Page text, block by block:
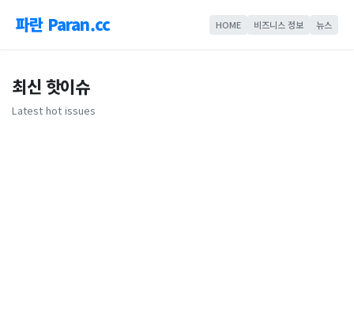
파란 Paran.cc HOME 비즈니스 정보 뉴스
최신 핫이슈
Latest hot issues